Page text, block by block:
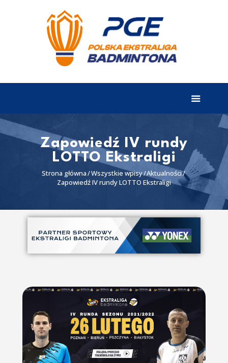
Zapowiedź IV rundy
LOTTO Ekstraligi
Strona główna Wszystkie wpisy Aktualności
Zapowiedź IV rundy LOTTO Ekstraligi
EKSTRALIGA
Aktualności
Tabela
Wyniki
Terminarz
Partnerzy
II liga